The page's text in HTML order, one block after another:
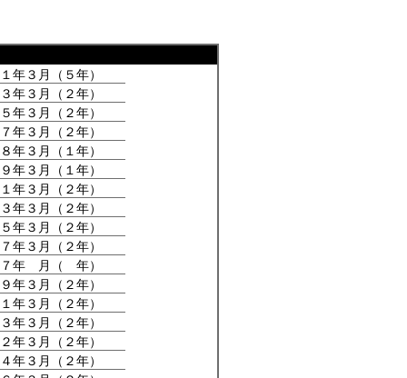
年３月（５年）
年３月（２年）
年３月（２年）
年３月（２年）
年３月（１年）
年３月（１年）
年３月（２年）
年３月（２年）
年３月（２年）
年３月（２年）
７年 月（ 年）
年３月（２年）
年３月（２年）
年３月（２年）
年３月（２年）
３月（２年）